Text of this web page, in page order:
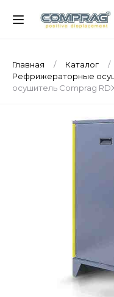
Главная Каталог
Рефрижераторные
осушитель Comprag